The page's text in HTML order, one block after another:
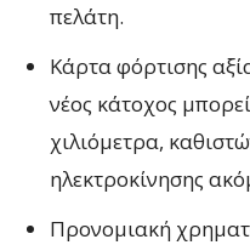
πελάτη.
Κάρτα φόρτισης
νέος κάτοχος
χιλιόμετρα,
ηλεκτροκίνησης
Προνομιακή